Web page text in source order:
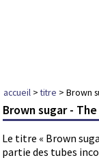
accueil >titre > Brown
Brown sugar -
Le titre « Brown
partie des tubes